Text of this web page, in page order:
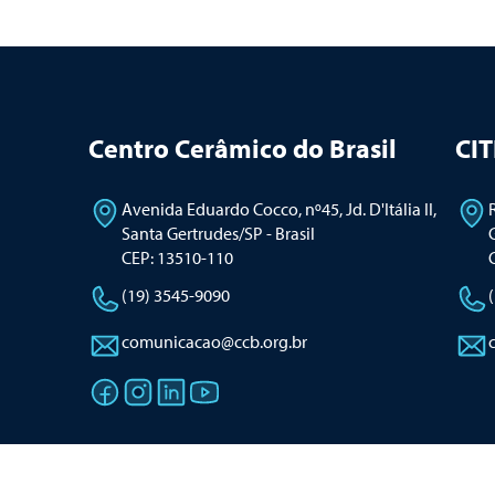
Centro Cerâmico do Brasil
Avenida Eduardo Cocco, nº45, Jd. D'Itália II,
Santa Gertrudes/SP - Brasil
CEP: 13510-110
(19) 3545-9090
comunicacao@ccb.org.br